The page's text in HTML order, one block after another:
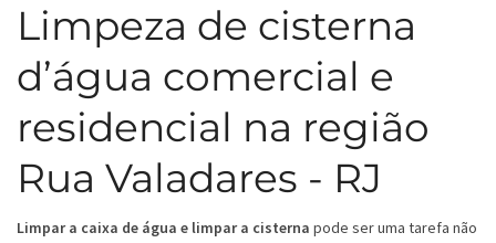
Limpeza de cisterna
d’água comercial e
residencial na região
Rua Valadares - RJ
Limpar a caixa de água e limpar a cisterna pode ser uma tarefa não